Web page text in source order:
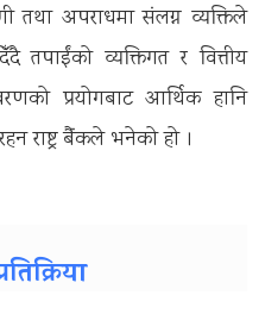
तथा अपराधमा संलग्न व्यक्तिले
तपाईंको व्यक्तिगत र वित्तीय
प्रयोगबाट आर्थिक हानि
राष्ट्र बैंंकले भनेको हो ।